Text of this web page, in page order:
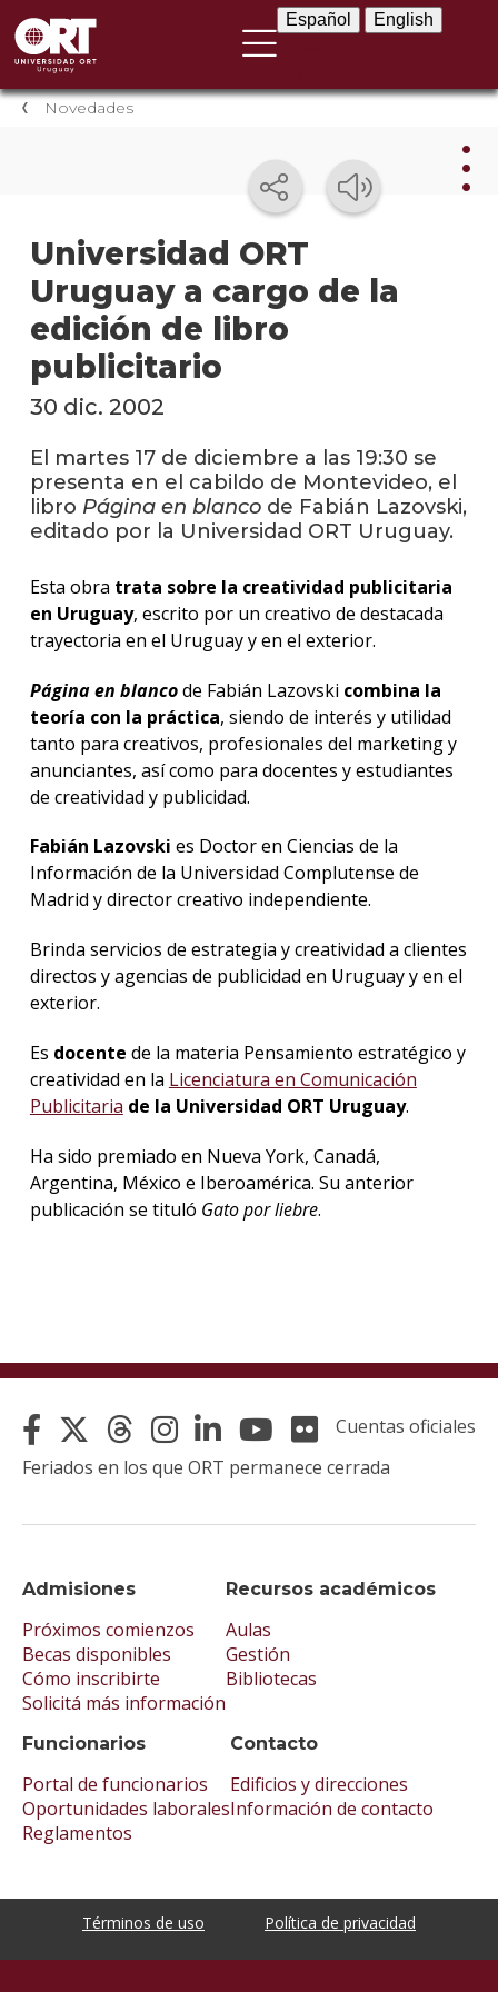
Español English
Novedades
Universidad ORT
Uruguay a cargo de la
edición de libro
publicitario
La
en
Blog
30 dic. 2002
El martes 17 de diciembre a las 19:30 se
presenta en el cabildo de Montevideo, el
libro Página en blancode Fabián Lazovski,
editado por la Universidad ORT Uruguay.
Esta obra trata sobre la creatividad publicitaria
en Uruguay, escrito por un creativo de destacada
trayectoria en el Uruguay y en el exterior.
Página en blancode Fabián Lazovski combina la
teoría con la práctica, siendo de interés y utilidad
tanto para creativos, profesionales del marketing y
anunciantes, así como para docentes y estudiantes
de creatividad y publicidad.
Fabián Lazovski es Doctor en Ciencias de la
Información de la Universidad Complutense de
Madrid y director creativo independiente.
Brinda servicios de estrategia y creatividad a clientes
directos y agencias de publicidad en Uruguay y en el
exterior.
Es docente de la materia Pensamiento estratégico y
creatividad en la Licenciatura en Comunicación
Publicitaria de la Universidad ORT Uruguay.
Ha sido premiado en Nueva York, Canadá,
Argentina, México e Iberoamérica. Su anterior
publicación se tituló Gato por liebre.
Admisiones
Próximos comienzos
Becas disponibles
Cómo inscribirte
Solicitá más información
Recursos académicos
Aulas
Gestión
Bibliotecas
Funcionarios
Portal de funcionarios
Oportunidades laborales
Reglamentos
Contacto
Edificios y direcciones
Información de contacto
Cuentas oficiales
Feriados en los que ORT permanece cerrada
Términos de uso Política de privacidad